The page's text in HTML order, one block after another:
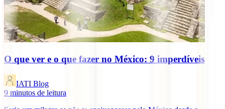
O que ver e o que fazer no México: 9 imperdíveis
IATI Blog
9 minutos de leitura